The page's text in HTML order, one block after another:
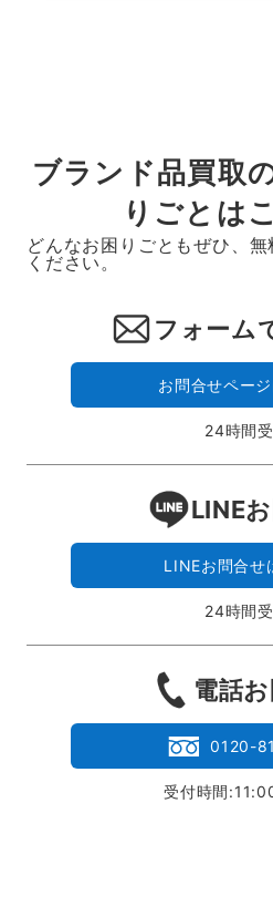
ブランド品買取
りごとは
どんなお困りごともぜひ、
ください。
フォーム
お問合せペー
24時間
LINE
LINEお問合せ
24時間
電話
0120-
受付時間